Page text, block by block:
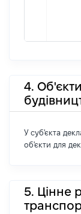
4.
У суб'єкта
об'єкти для
5. Цінне